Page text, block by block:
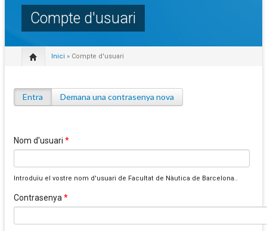
Compte d'usuari
Inici » Compte d'usuari
Pestanyes primàries
Entra (pestanya activa)
Demana una contrasenya nova
Nom d'usuari *
Introduïu el vostre nom d'usuari de Facultat de Nàutica de Barcelona..
Contrasenya*